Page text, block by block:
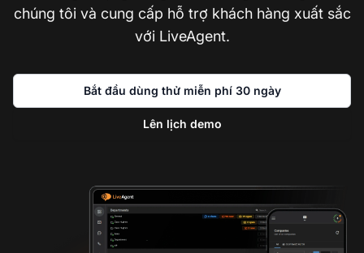
chúng tôi và cung cấp hỗ trợ khách hàng xuất sắc
với LiveAgent.
Bắt đầu dùng thử miễn phí 30 ngày
Lên lịch demo